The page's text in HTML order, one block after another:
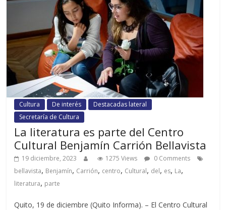
Cultura De interés
Destacadas lateral
Secretaría de Cultura
La literatura es parte del Centro
Cultural Benjamín Carrión Bellavista
19 diciembre, 2023 1275 Views
0 Comments
bellavista, Benjamín, Carrión, centro, Cultural, del, es, La,
literatura, parte
Quito, 19 de diciembre (Quito Informa). – El Centro Cultural